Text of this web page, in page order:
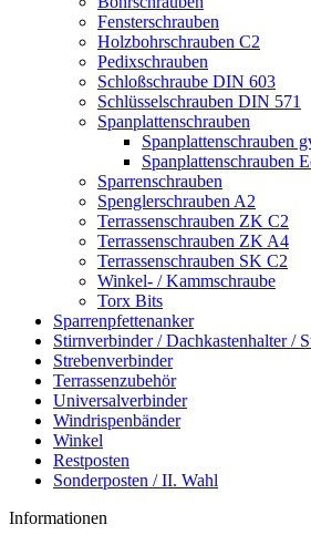
Fensterschrauben
Holzbohrschrauben C2
Pedixschrauben
Schloßschraube DIN 603
Schlüsselschrauben DIN 571
Spanplattenschrauben
Spanplattenschrauben
Spanplattenschrauben
Sparrenschrauben
Spenglerschrauben A2
Terrassenschrauben ZK C2
Terrassenschrauben ZK A4
Terrassenschrauben SK C2
Winkel- / Kammschraube
Torx Bits
Sparrenpfettenanker
Stirnverbinder / Dachkastenhalter /
Strebenverbinder
Terrassenzubehör
Universalverbinder
Windrispenbänder
Winkel
Restposten
Sonderposten / II. Wahl
Informationen